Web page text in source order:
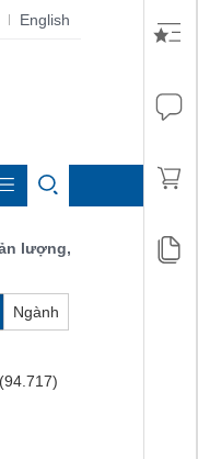
| English
số lượng đơn đặt
Ngành
(94.717)